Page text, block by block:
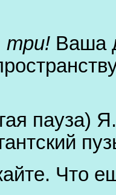
три! Ваша
пауза)
Что